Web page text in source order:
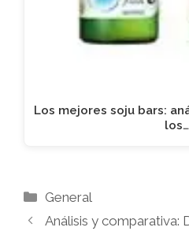
Los mejores soju bars:
los…
Categorías
General
Análisis y comparativa: